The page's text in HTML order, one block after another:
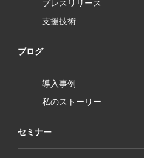
プレスリリース
支援技術
ブログ
導入事例
私のストーリー
セミナー